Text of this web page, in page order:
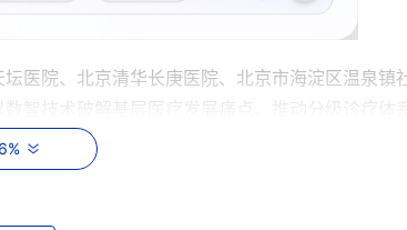
医院、北京清华长庚医院、北京市海淀区温泉镇